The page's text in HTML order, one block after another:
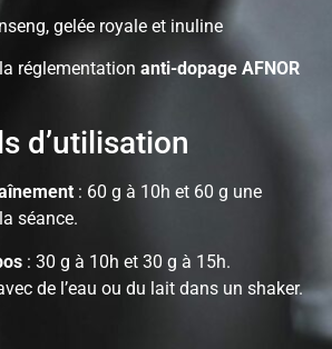
gelée royale et inuline
réglementationanti-dopage AFNOR
d’utilisation
: 60 g à 10h et 60 g une
séance.
: 30 g à 10h et 30 g à 15h.
de l’eau ou du lait dans un shaker.